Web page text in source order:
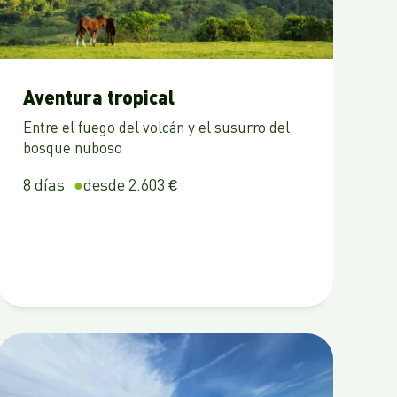
Aventura tropical
Entre el fuego del volcán y el susurro del
bosque nuboso
8 días desde 2.603 €